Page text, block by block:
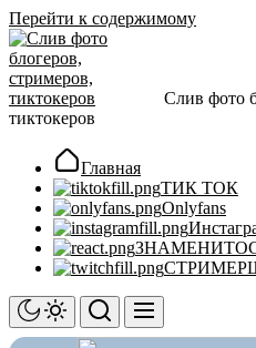
Перейти к содержимому
Слив фото
тиктокеров
Главная
ТИК ТОК
Onlyfans